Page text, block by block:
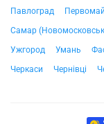
Павлоград
Самар
Ужгород
Умань
Черкаси
Чернівці